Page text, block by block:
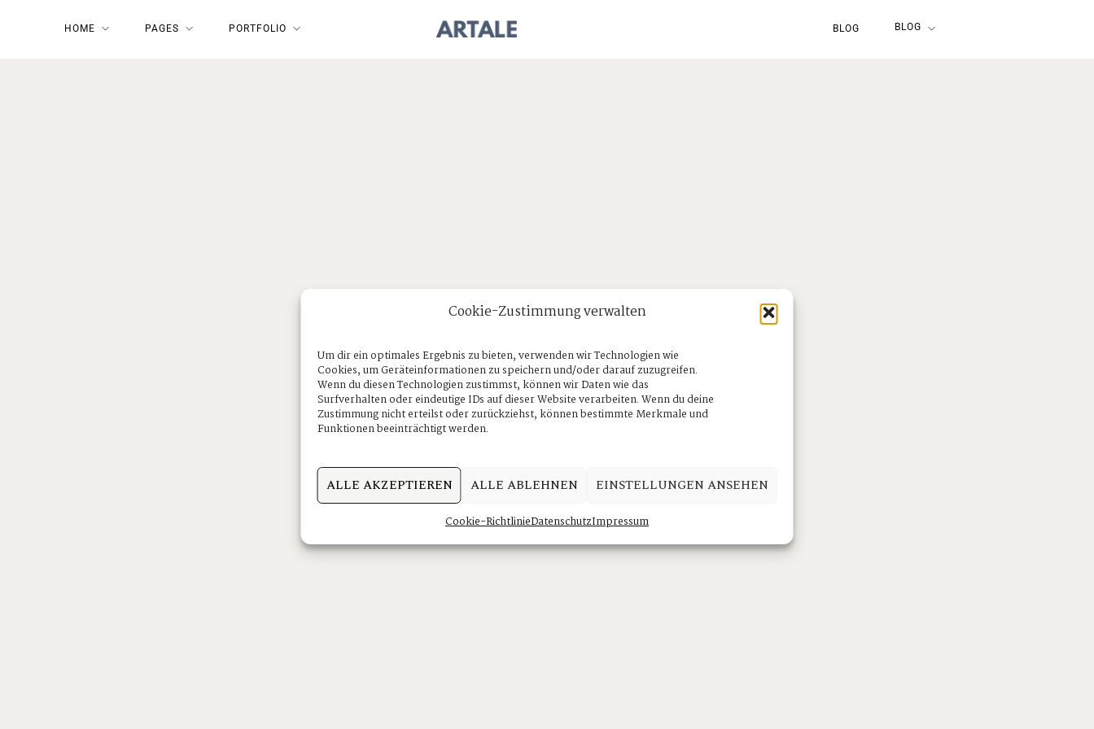
Cookie-Zustimmung verwalten
Um dir ein optimales Ergebnis zu bieten, verwenden wir Technologien wie
Cookies, um Geräteinformationen zu speichern und/oder darauf zuzugreifen.
Wenn du diesen Technologien zustimmst, können wir Daten wie das
Surfverhalten oder eindeutige IDs auf dieser Website verarbeiten. Wenn du deine
Zustimmung nicht erteilst oder zurückziehst, können bestimmte Merkmale und
Funktionen beeinträchtigt werden.
ALLE AKZEPTIEREN ALLE ABLEHNEN EINSTELLUNGEN ANSEHEN
Cookie-RichtlinieDatenschutzImpressum
HOME PAGES PORTFOLIO BLOG BLOG